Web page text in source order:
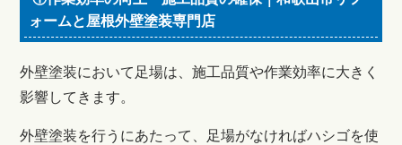
ォームと屋根外壁塗装専門店
外壁塗装において足場は、施工品質や作業効率に大きく
影響してきます。
外壁塗装を行うにあたって、足場がなければハシゴを使